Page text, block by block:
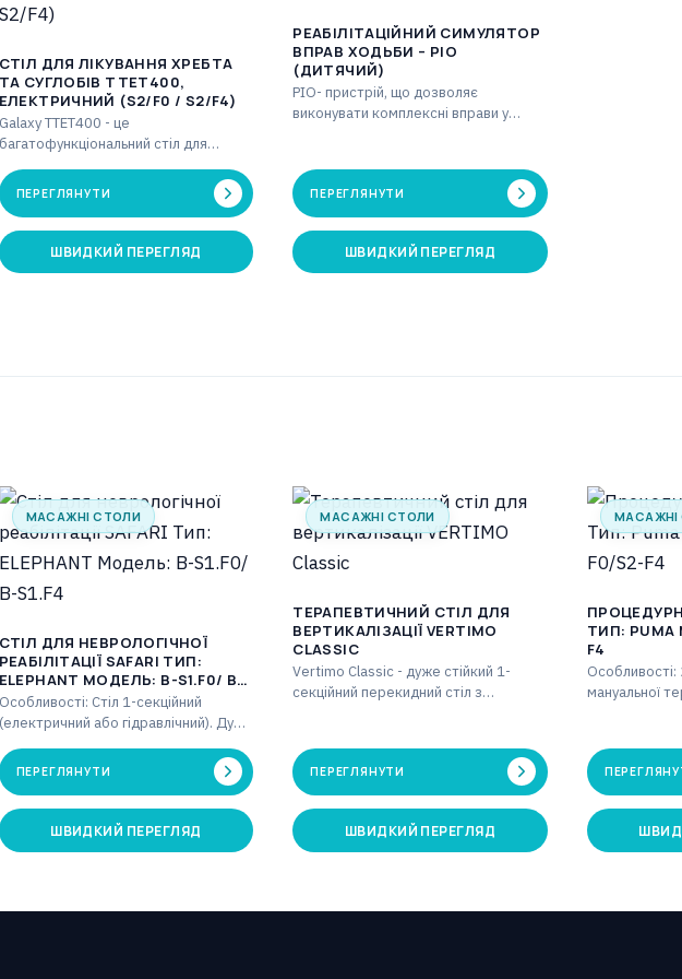
CТІЛ ДЛЯ ЛІКУВАННЯ ХРЕБТА
ТА СУГЛОБІВ TTET400,
ЕЛЕКТРИЧНИЙ (S2/F0 / S2/F4)
Galaxy TTET400 - це
багатофункціональний стіл для
поєднанні з блоком…
ПЕРЕГЛЯНУТИ
ШВИДКИЙ ПЕРЕГЛЯД
РЕАБІЛІТАЦІЙНИЙ СИМУЛЯТОР
ВПРАВ ХОДЬБИ – PIO
(ДИТЯЧИЙ)
PIO- пристрій, що дозволяє
виконувати комплексні вправи у
ПЕРЕГЛЯНУТИ
ШВИДКИЙ ПЕРЕГЛЯД
МАСАЖНІ СТОЛИ
СТІЛ ДЛЯ НЕВРОЛОГІЧНОЇ
РЕАБІЛІТАЦІЇ SAFARI ТИП:
ELEPHANT МОДЕЛЬ: B-S1.F0/ B-
S1.F4
Особливості: Стіл 1-секційний
(електричний або гідравлічний). Дуже
оббивка з негорючою, біосумісною
та стійкою…
ПЕРЕГЛЯНУТИ
ШВИДКИЙ ПЕРЕГЛЯД
МАСАЖНІ СТОЛИ
ТЕРАПЕВТИЧНИЙ СТІЛ ДЛЯ
ВЕРТИКАЛІЗАЦІЇ VERTIMO
CLASSIC
Vertimo Classic - дуже стійкий 1-
секційний перекидний стіл з
ПЕРЕГЛЯНУТИ
ШВИДКИЙ ПЕРЕГЛЯД
МАСАЖНІ
ТИП: PUMA МОДЕЛЬ: S2-F0/S2-
F4
Особливості:
мануальної